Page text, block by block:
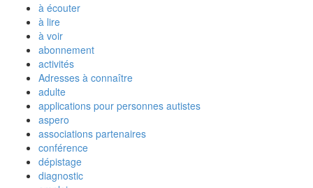
à écouter
à lire
à voir
abonnement
activités
Adresses à connaître
adulte
applications pour personnes autistes
aspero
associations partenaires
conférence
dépistage
diagnostic